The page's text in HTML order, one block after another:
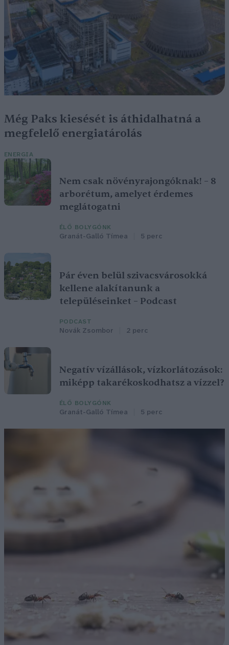
Még Paks kiesését is áthidalhatná a
megfelelő energiatárolás
ENERGIA
Nem csak növényrajongóknak! – 8
arborétum, amelyet érdemes
meglátogatni
ÉLŐ BOLYGÓNK
Granát-Galló Tímea 5 perc
Pár éven belül szivacsvárosokká
kellene alakítanunk a
településeinket – Podcast
PODCAST
Novák Zsombor 2 perc
Negatív vízállások, vízkorlátozások:
miképp takarékoskodhatsz a vízzel?
ÉLŐ BOLYGÓNK
Granát-Galló Tímea 5 perc